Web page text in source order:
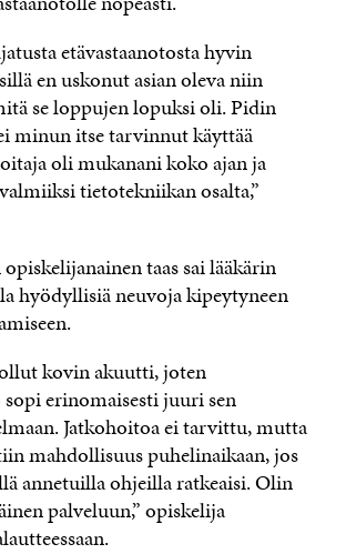
etävastaanotosta hyvin
en uskonut asian oleva niin
se loppujen lopuksi oli. Pidin
minun itse tarvinnut käyttää
oli mukanani koko ajan ja
tietotekniikan osalta,”
taas sai lääkärin
hyödyllisiä neuvoja kipeytyneen
kovin akuutti, joten
sopi erinomaisesti juuri sen
Jatkohoitoa ei tarvittu, mutta
mahdollisuus puhelinaikaan, jos
annetuilla ohjeilla ratkeaisi. Olin
palveluun,” opiskelija